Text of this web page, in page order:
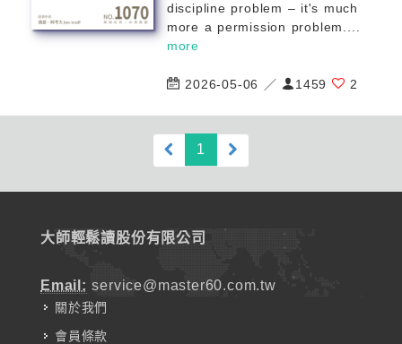
discipline problem – it's much
more a permission problem....
more
2026-05-06 ／ 1459 2
1 (current)
大師輕鬆讀股份有限公司
Email: service@master60.com.tw
關於我們
會員條款